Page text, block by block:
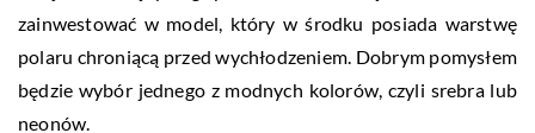
zainwestować w model, który w środku posiada warstwę
polaru chroniącą przed wychłodzeniem. Dobrym pomysłem
będzie wybór jednego z modnych kolorów, czyli srebra lub
neonów.